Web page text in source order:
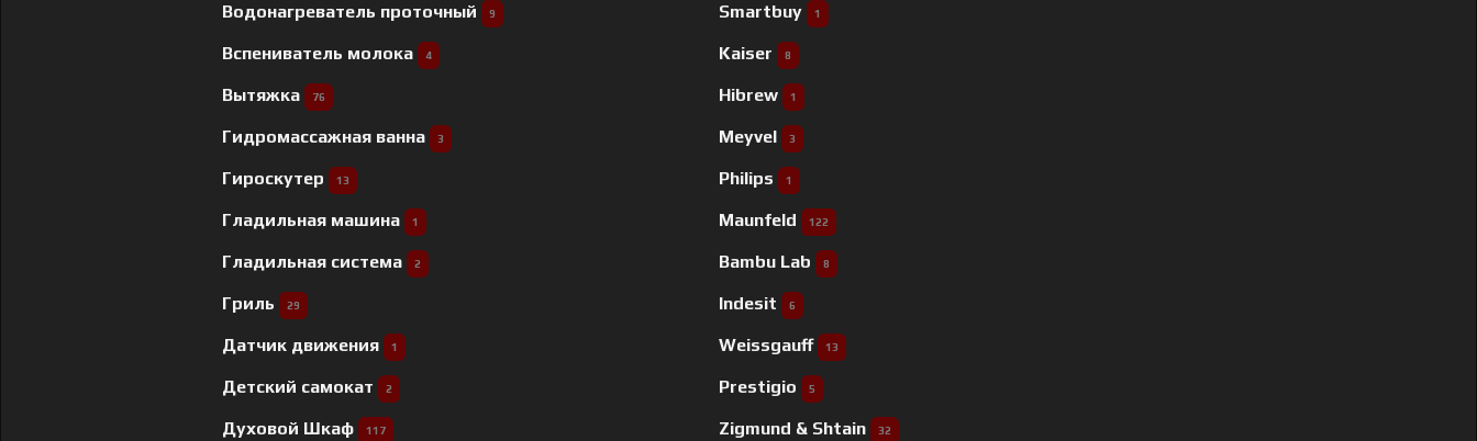
Водонагреватель проточный 9
Вспениватель молока 4
Вытяжка 76
Гидромассажная ванна 3
Гироскутер 13
Гладильная машина 1
Гладильная система 2
Гриль 29
Датчик движения 1
Детский самокат 2
Духовой Шкаф 117
Smartbuy 1
Kaiser 8
Hibrew 1
Meyvel 3
Philips 1
Maunfeld 122
Bambu Lab 8
Indesit 6
Weissgauff 13
Prestigio 5
Zigmund & Shtain 32